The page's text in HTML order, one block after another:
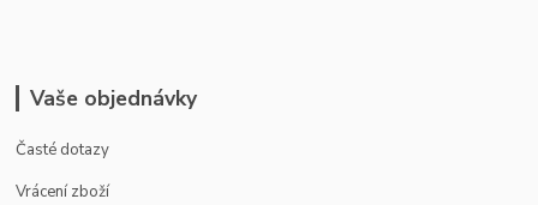
Vaše objednávky
Časté dotazy
Vrácení zboží